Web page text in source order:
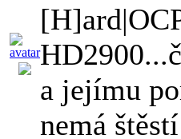
a jejímu
nemá